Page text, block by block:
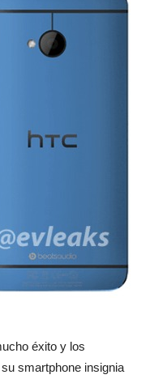
éxito y los
smartphone insignia